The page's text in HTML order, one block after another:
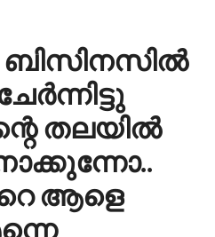
തലയിൽ
ആളെ